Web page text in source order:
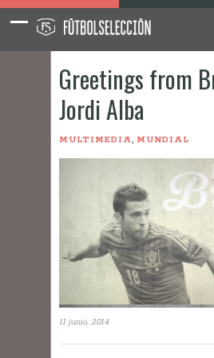
Greetings from
Jordi Alba
MULTIMEDIA , MUNDIAL
11 junio, 2014